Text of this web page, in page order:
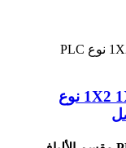
1X2 1X4 1X8 1X16 1X32 LGX نوع